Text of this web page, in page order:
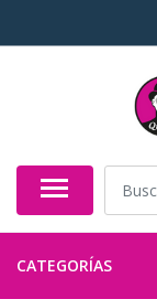
CATEGORÍAS